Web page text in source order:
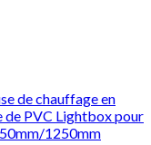
de chauffage en
de PVC Lightbox pour
1250mm